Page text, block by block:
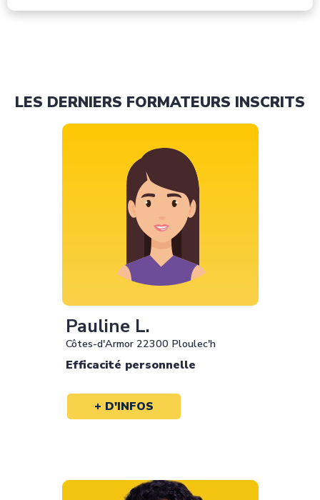
LES DERNIERS FORMATEURS INSCRITS
Pauline L.
Côtes-d'Armor 22300 Ploulec'h
Efficacité personnelle
+ D'INFOS